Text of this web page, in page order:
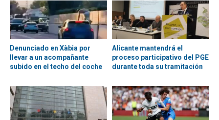
Denunciado en Xàbia por
llevar a un acompañante
subido en el techo del coche
Alicante mantendrá el
proceso participativo del PGE
durante toda su tramitación